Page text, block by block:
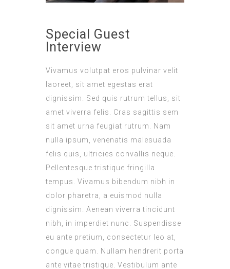
Special Guest
Interview
Vivamus volutpat eros pulvinar velit
laoreet, sit amet egestas erat
dignissim. Sed quis rutrum tellus, sit
amet viverra felis. Cras sagittis sem
sit amet urna feugiat rutrum. Nam
nulla ipsum, venenatis malesuada
felis quis, ultricies convallis neque.
Pellentesque tristique fringilla
tempus. Vivamus bibendum nibh in
dolor pharetra, a euismod nulla
dignissim. Aenean viverra tincidunt
nibh, in imperdiet nunc. Suspendisse
eu ante pretium, consectetur leo at,
congue quam. Nullam hendrerit porta
ante vitae tristique. Vestibulum ante